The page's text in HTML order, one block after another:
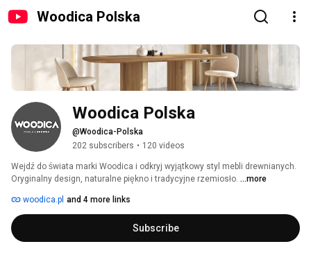
Woodica Polska
Woodica Polska
@Woodica-Polska
202 subscribers • 120 videos
Wejdź do świata marki Woodica i odkryj wyjątkowy styl mebli drewnianych.
Oryginalny design, naturalne piękno i tradycyjne rzemiosło. ...more
woodica.pl and 4 more links
Subscribe